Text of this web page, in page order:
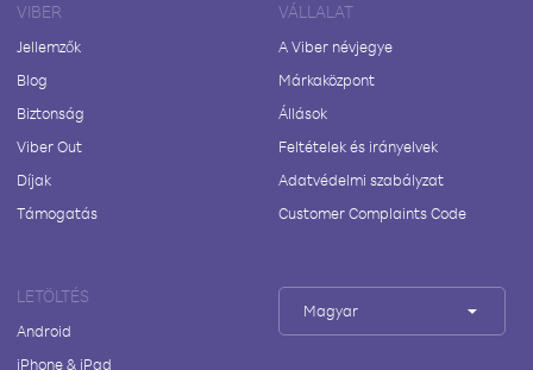
VIBER
Jellemzők
Blog
Biztonság
Viber Out
Díjak
Támogatás
VÁLLALAT
A Viber névjegye
Márkaközpont
Állások
Feltételek és irányelvek
Adatvédelmi szabályzat
Customer Complaints Code
LETÖLTÉS
Android
iPhone & iPad
Magyar